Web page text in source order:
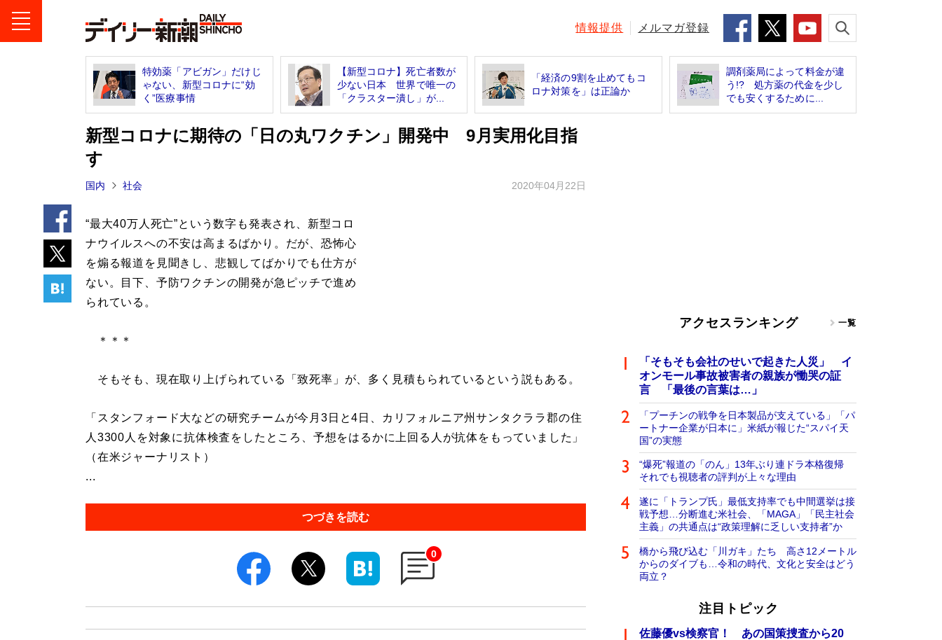
情報提供 メルマガ登録
特効薬「アビガン」だけじ
ゃない、新型コロナに“効
く”医療事情
【新型コロナ】死亡者数が
少ない日本 世界で唯一の
「クラスター潰し」が...
「経済の9割を止めてもコ
ロナ対策を」は正論か
調剤薬局によって料金が違
う!? 処方薬の代金を少し
でも安くするために...
新型コロナに期待の「日の丸ワクチン」開発中 9月実用化目指
す
国内 社会 2020年04月22日
“最大40万人死亡”という数字も発表され、新型コロ
ナウイルスへの不安は高まるばかり。だが、恐怖心
を煽る報道を見聞きし、悲観してばかりでも仕方が
ない。目下、予防ワクチンの開発が急ピッチで進め
られている。
＊＊＊
そもそも、現在取り上げられている「致死率」が、多く見積もられているという説もある。
「スタンフォード大などの研究チームが今月3日と4日、カリフォルニア州サンタクララ郡の住
人3300人を対象に抗体検査をしたところ、予想をはるかに上回る人が抗体をもっていました」
（在米ジャーナリスト）
...
つづきを読む
0
アクセスランキング 一覧
「そもそも会社のせいで起きた人災」 イ
オンモール事故被害者の親族が慟哭の証
言 「最後の言葉は…」
「プーチンの戦争を日本製品が支えている」「パ
ートナー企業が日本に」米紙が報じた“スパイ天
国”の実態
“爆死”報道の「のん」13年ぶり連ドラ本格復帰
それでも視聴者の評判が上々な理由
遂に「トランプ氏」最低支持率でも中間選挙は接
戦予想…分断進む米社会、「MAGA」「民主社会
主義」の共通点は“政策理解に乏しい支持者”か
橋から飛び込む「川ガキ」たち 高さ12メートル
からのダイブも…令和の時代、文化と安全はどう
両立？
注目トピック
佐藤優vs検察官！ あの国策捜査から20